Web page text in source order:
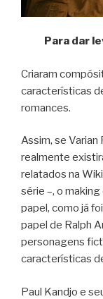
Para dar
Criaram
características
romances.
Assim, se Varian
realmente
relatados na
série –, o
papel, como já
papel de Ralph
personagens
características
Paul Kandjo e